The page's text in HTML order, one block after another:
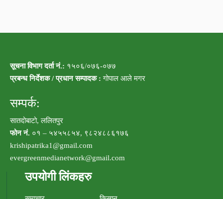
सूचना विभाग दर्ता नं.: १५०६/०७६-०७७
प्रबन्ध निर्देशक / प्रधान सम्पादक : गोपाल आले मगर
सम्पर्क:
सातदोबाटो, ललितपुर
फोन नं. ०१ – ५४५५८५४, ९८२४८८६१७६
krishipatrika1@gmail.com
evergreenmedianetwork@gmail.com
उपयोगी लिंकहरु